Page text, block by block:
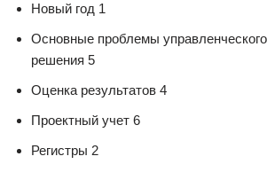
Новый год 1
Основные проблемы
решения 5
Оценка результатов 4
Проектный учет 6
Регистры 2